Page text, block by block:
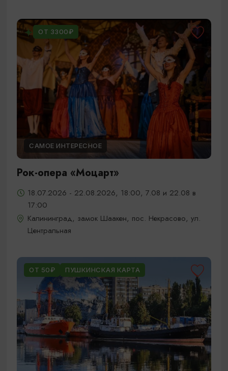
ОТ 3300₽
САМОЕ ИНТЕРЕСНОЕ
Рок-опера «Моцарт»
18.07.2026 - 22.08.2026, 18:00, 7.08 и 22.08 в
17:00
Калининград, замок Шаакен, пос. Некрасово, ул.
Центральная
ОТ 50₽ ПУШКИНСКАЯ КАРТА